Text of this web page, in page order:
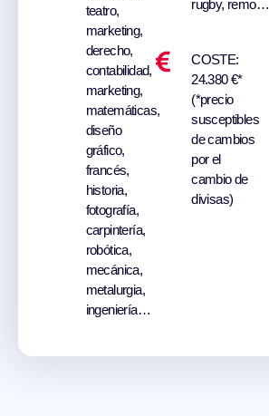
teatro,
marketing,
derecho,
contabilidad,
marketing,
matemáticas,
diseño
gráfico,
francés,
historia,
fotografía,
carpintería,
robótica,
mecánica,
metalurgia,
ingeniería…
rugby, remo…
COSTE:
24.380 €*
(*precio
susceptibles
de cambios
por el
cambio de
divisas)